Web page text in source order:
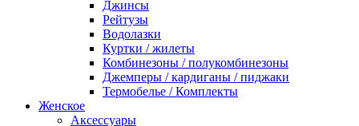
Джинсы
Рейтузы
Водолазки
Куртки / жилеты
Комбинезоны / полукомбинезоны
Джемперы / кардиганы / пиджаки
Термобелье / Комплекты
Женское
Аксессуары